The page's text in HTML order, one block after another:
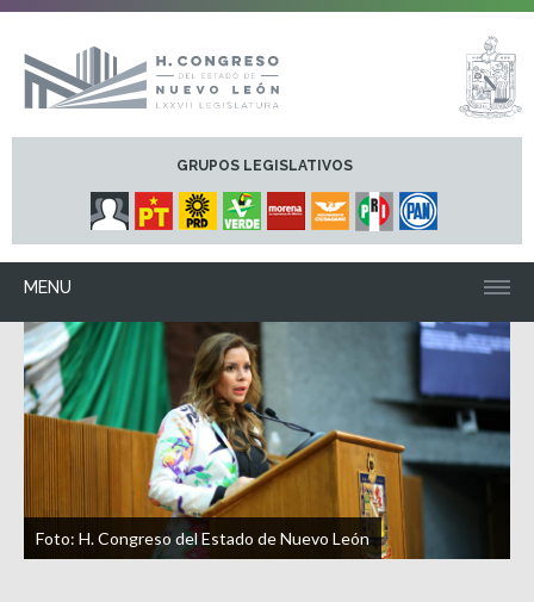
GRUPOS LEGISLATIVOS
MENU
Foto: H. Congreso del Estado de Nuevo León